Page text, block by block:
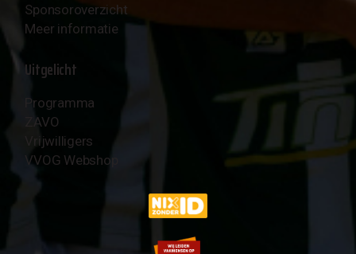
Sponsoroverzicht
Meer informatie
Uitgelicht
Programma
ZAVO
Vrijwilligers
VVOG Webshop